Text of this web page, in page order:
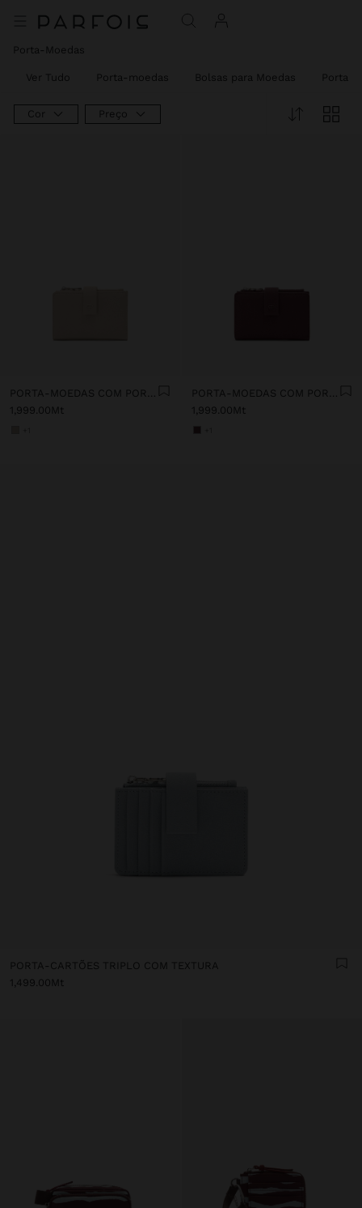
Porta-Moedas
Ver Tudo Porta-moedas Bolsas para Moedas Porta-
Cor Preço
PORTA-MOEDAS COM PORTA-CARTÕES REMOVÍVEL
1,999.00Mt
PORTA-MOEDAS COM PORTA-CARTÕES REMOVÍVEL
1,999.00Mt
PORTA-CARTÕES TRIPLO COM TEXTURA
1,499.00Mt